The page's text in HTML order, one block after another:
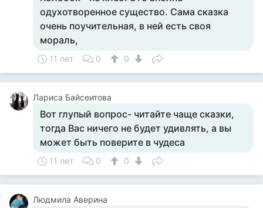
одухотворенное существо. Сама сказка
очень поучительная, в ней есть своя
мораль,
11 лет 0 0
Лариса Байсеитова
Вот глупый вопрос- читайте чаще сказки,
тогда Вас ничего не будет удивлять, а вы
может быть поверите в чудеса
11 лет 0 0
Людмила Аверина